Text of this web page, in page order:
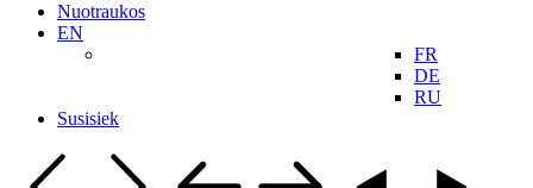
Nuotraukos
EN
FR
DE
RU
Susisiek